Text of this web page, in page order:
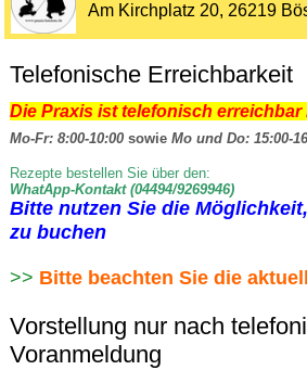
Am Kirchplatz 20, 26219
Telefonische Erreichbarkeit
Die Praxis ist telefonisch erreichbar
Mo-Fr: 8:00-10:00 sowie Mo und Do: 15:00-
Rezepte bestellen Sie über den:
WhatApp-Kontakt(04494/9269946)
Bitte nutzen Sie die
zu buchen
>> Bitte beachten Sie die
Vorstellung nur nach
Voranmeldung